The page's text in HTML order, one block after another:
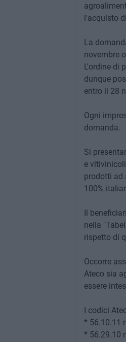
l'acquisto
La
novembre
L'ordine di
dunque
entro il 28
Ogni
domanda.
Si
e
prodotti ad
100%
Il
nella
rispetto di
Occorre
Ateco sia
essere
I codici
* 56.10.11
* 56.29.10